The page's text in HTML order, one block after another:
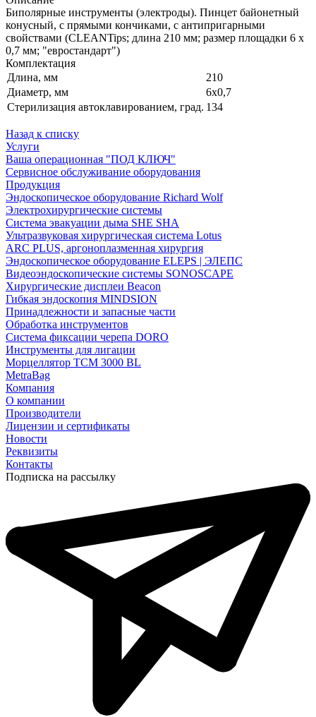
Биполярные инструменты (электроды). Пинцет байонетный
конусный, с прямыми кончиками, с антипригарными
свойствами (CLEANTips; длина 210 мм; размер площадки 6 х
0,7 мм; "евростандарт")
Комплектация
Длина, мм
210
Диаметр, мм
6х0,7
Стерилизация автоклавированием, град. 134
Назад к списку
Услуги
Ваша операционная "ПОД КЛЮЧ"
Сервисное обслуживание оборудования
Продукция
Эндоскопическое оборудование Richard Wolf
Электрохирургические системы
Система эвакуации дыма SHE SHA
Ультразвуковая хирургическая система Lotus
ARC PLUS, аргоноплазменная хирургия
Эндоскопическое оборудование ELEPS | ЭЛЕПС
Видеоэндоскопические системы SONOSCAPE
Хирургические дисплеи Beacon
Гибкая эндоскопия MINDSION
Принадлежности и запасные части
Обработка инструментов
Система фиксации черепа DORO
Инструменты для лигации
Морцеллятор ТСМ 3000 BL
MetraBag
Компания
О компании
Производители
Лицензии и сертификаты
Новости
Реквизиты
Контакты
Подписка на рассылку